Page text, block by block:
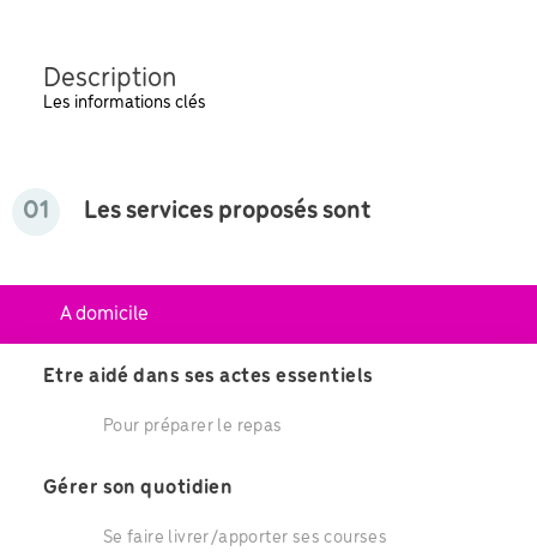
Description
Les informations clés
01 Les services proposés sont
A domicile
Etre aidé dans ses actes essentiels
Pour préparer le repas
Gérer son quotidien
Se faire livrer/apporter ses courses